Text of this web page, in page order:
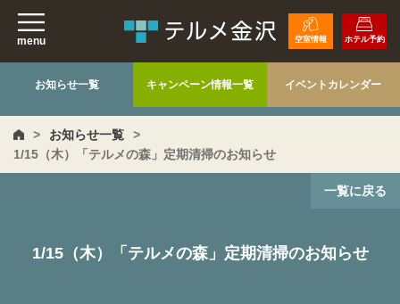
menu 空室情報 ホテル予約
お知らせ一覧 キャンペーン情報一覧 イベントカレンダー
> お知らせ一覧
>
1/15（木）「テルメの森」定期清掃のお知らせ
1/15（木）「テルメの森」定期清掃のお知らせ
一覧に戻る